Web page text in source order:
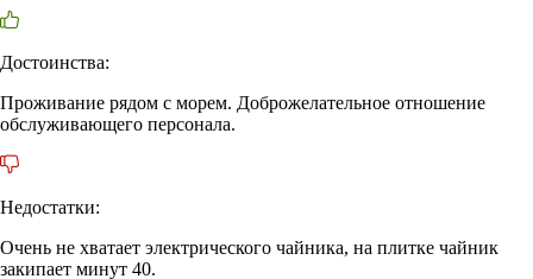
Достоинства:
Проживание рядом с морем. Доброжелательное отношение
обслуживающего персонала.
Недостатки:
Очень не хватает электрического чайника, на плитке чайник
закипает минут 40.